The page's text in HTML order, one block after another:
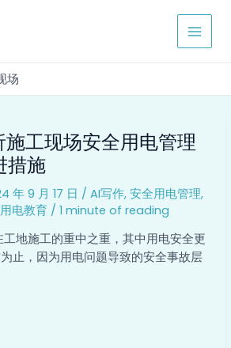
MAIN
场
工现场安全用电管理
措施
年 9 月 17 日 /AI写作,安全用电管理,
用电教育 /1 minute of reading
地施工的重中之重，其中用电安全更
止，因为用电问题导致的安全事故层